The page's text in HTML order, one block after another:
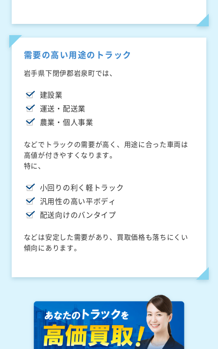
需要の高い用途のトラック
岩手県下閉伊郡岩泉町では、
建設業
運送・配送業
農業・個人事業
などでトラックの需要が高く、用途に合った車両は
高値が付きやすくなります。
特に、
小回りの利く軽トラック
汎用性の高い平ボディ
配送向けのバンタイプ
などは安定した需要があり、買取価格も落ちにくい
傾向にあります。